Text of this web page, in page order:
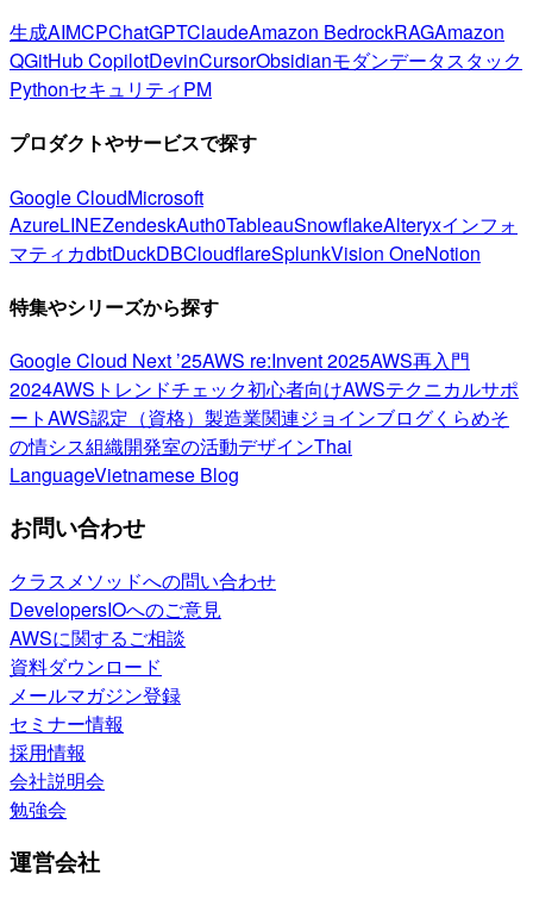
生成AIMCPChatGPTClaudeAmazon BedrockRAGAmazon
QGitHub CopilotDevinCursorObsidianモダンデータスタック
PythonセキュリティPM
プロダクトやサービスで探す
Google CloudMicrosoft
AzureLINEZendeskAuth0TableauSnowflakeAlteryxインフォ
マティカdbtDuckDBCloudflareSplunkVision OneNotion
特集やシリーズから探す
Google Cloud Next ’25AWS re:Invent 2025AWS再入門
2024AWSトレンドチェック初心者向けAWSテクニカルサポ
ートAWS認定（資格） 製造業関連ジョインブログくらめそ
の情シス組織開発室の活動デザインThai
LanguageVietnamese Blog
お問い合わせ
クラスメソッドへの問い合わせ
DevelopersIOへのご意見
AWSに関するご相談
資料ダウンロード
メールマガジン登録
セミナー情報
採用情報
会社説明会
勉強会
運営会社